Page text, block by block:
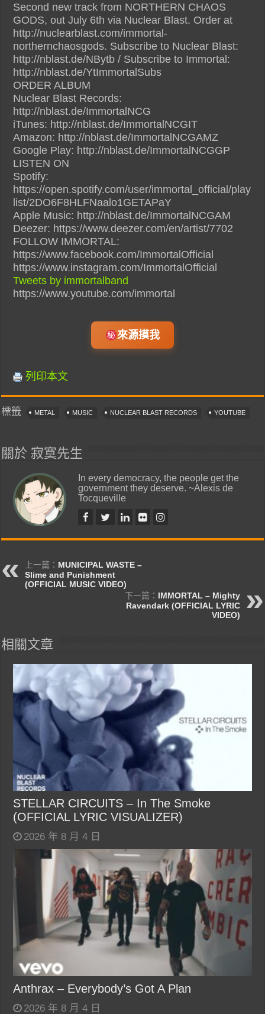
Second new track from NORTHERN CHAOS
GODS, out July 6th via Nuclear Blast. Order at
http://nuclearblast.com/immortal-
northernchaosgods. Subscribe to Nuclear Blast:
http://nblast.de/NBytb / Subscribe to Immortal:
http://nblast.de/YtImmortalSubs
ORDER ALBUM
Nuclear Blast Records:
http://nblast.de/ImmortalNCG
iTunes: http://nblast.de/ImmortalNCGIT
Amazon: http://nblast.de/ImmortalNCGAMZ
Google Play: http://nblast.de/ImmortalNCGGP
LISTEN ON
Spotify:
https://open.spotify.com/user/immortal_official/play
list/2DO6F8HLFNaalo1GETAPaY
Apple Music: http://nblast.de/ImmortalNCGAM
Deezer: https://www.deezer.com/en/artist/7702
FOLLOW IMMORTAL:
https://www.facebook.com/ImmortalOfficial
https://www.instagram.com/ImmortalOfficial
Tweets by immortalband
https://www.youtube.com/immortal
來源摸我
列印本文
標籤 METAL MUSIC NUCLEAR BLAST RECORDS YOUTUBE
關於 寂寞先生
In every democracy, the people get the
government they deserve. ~Alexis de
Tocqueville
上一篇： MUNICIPAL WASTE –
Slime and Punishment
(OFFICIAL MUSIC VIDEO)
下一篇： IMMORTAL – Mighty
Ravendark (OFFICIAL LYRIC
VIDEO)
相關文章
STELLAR CIRCUITS – In The Smoke
(OFFICIAL LYRIC VISUALIZER)
2026 年 8 月 4 日
Anthrax – Everybody’s Got A Plan
2026 年 8 月 4 日